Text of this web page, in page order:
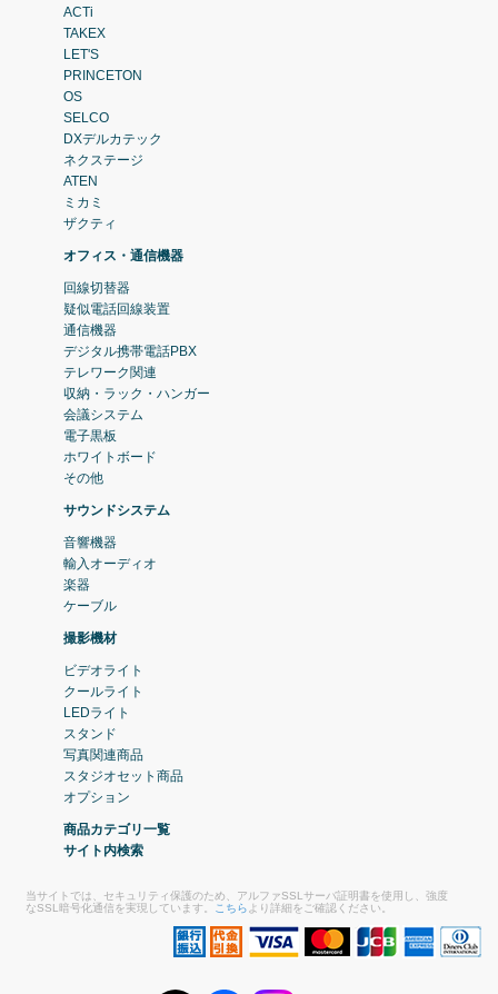
ACTi
TAKEX
LET'S
PRINCETON
OS
SELCO
DXデルカテック
ネクステージ
ATEN
ミカミ
ザクティ
オフィス・通信機器
回線切替器
疑似電話回線装置
通信機器
デジタル携帯電話PBX
テレワーク関連
収納・ラック・ハンガー
会議システム
電子黒板
ホワイトボード
その他
サウンドシステム
音響機器
輸入オーディオ
楽器
ケーブル
撮影機材
ビデオライト
クールライト
LEDライト
スタンド
写真関連商品
スタジオセット商品
オプション
商品カテゴリ一覧
サイト内検索
当サイトでは、セキュリティ保護のため、アルファSSLサーバ証明書を使用し、強度
なSSL暗号化通信を実現しています。
こちら より詳細をご確認ください。